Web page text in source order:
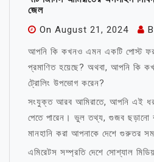
জেল
On August 21, 2024
আপনি কি কখনও এমন একটি পোস্ট
প্রমাণিত হয়েছে? অথবা, আপনি কি
ট্রোলিং উপভোগ করেন?
সংযুক্ত আরব আমিরাতে, আপনি এই
পেতে পারেন। ভুল তথ্য, গুজব ছড়ানো
মানহানি করা আপনাকে দেশে গুরুতর
এমিরেটস সম্প্রতি দেশে সোশ্যাল